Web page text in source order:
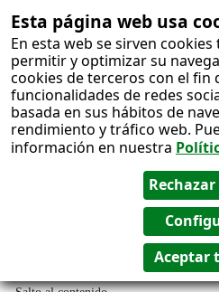
Esta página web usa
En esta web se sirven
permitir y optimizar su
cookies de terceros con el fin
funcionalidades de redes
basada en sus hábitos de
rendimiento y tráfico web.
información en nuestra